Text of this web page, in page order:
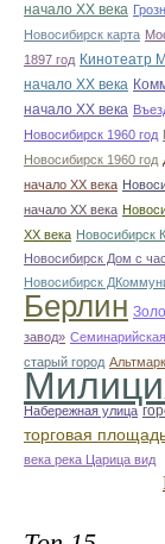
начало ХХ века
Новосибирск карта
1897 год Кинотеатр
начало ХХ века
начало ХХ века
Новосибирск 1960 год
Новосибирск 1960 год
начало ХХ века
начало ХХ века
ХХ века Новосибирск
Новосибирск Дом с
Новосибирск
Берлин
завод»
старый город
Набережная улица
торговая
века река Царица вид